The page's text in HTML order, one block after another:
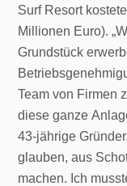
Surf Resort
Millionen Euro).
Grundstück
Team von Firmen
diese ganze
43-jährige
glauben, aus
machen. Ich